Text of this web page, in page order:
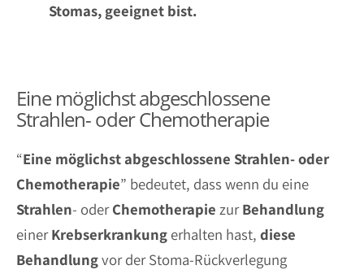
Stomas, geeignet bist.
Eine möglichst abgeschlossene
Strahlen- oder Chemotherapie
“Eine möglichst abgeschlossene Strahlen- oder
Chemotherapie” bedeutet, dass wenn du eine
Strahlen- oderChemotherapie zurBehandlung
einerKrebserkrankung erhalten hast, diese
Behandlungvor der Stoma-Rückverlegung